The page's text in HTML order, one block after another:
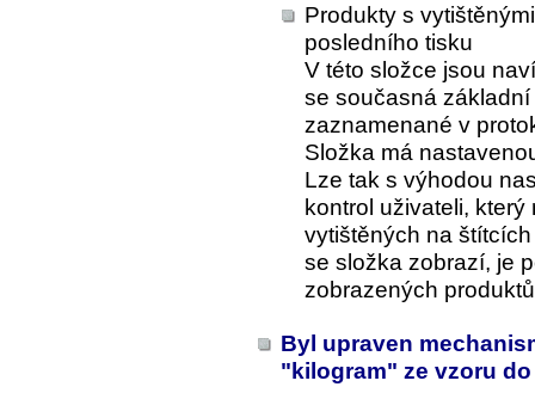
Produkty s
posledního tisku
V této složce jsou
se současná
zaznamenané v
Složka má
Lze tak s výhodou
kontrol uživateli,
vytištěných na
se složka zobrazí, je
zobrazených
Byl upraven
"kilogram" ze vzoru